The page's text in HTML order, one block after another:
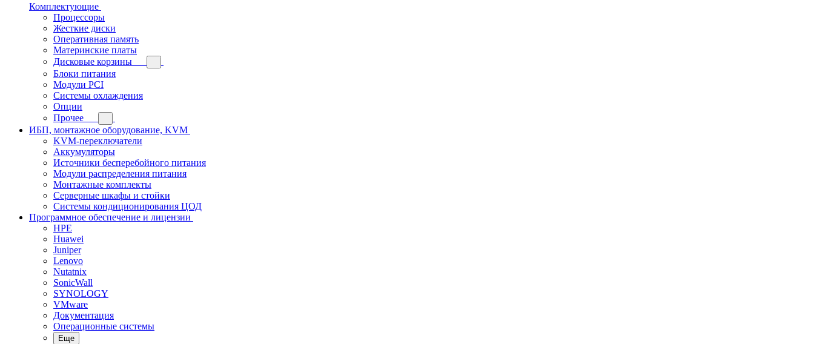
Комплектующие
Процессоры
Жесткие диски
Оперативная память
Материнские платы
Дисковые корзины
Блоки питания
Модули PCI
Системы охлаждения
Опции
Прочее
ИБП, монтажное оборудование, KVM
KVM-переключатели
Аккумуляторы
Источники бесперебойного питания
Модули распределения питания
Монтажные комплекты
Серверные шкафы и стойки
Системы кондиционирования ЦОД
Программное обеспечение и лицензии
HPE
Huawei
Juniper
Lenovo
Nutatnix
SonicWall
SYNOLOGY
VMware
Документация
Операционные системы
Еще